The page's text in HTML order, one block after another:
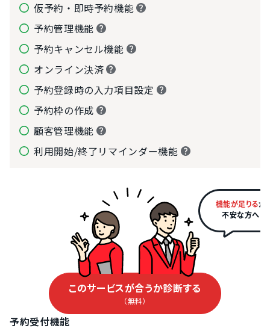
仮予約・即時予約機能
予約管理機能
予約キャンセル機能
オンライン決済
予約登録時の入力項目設定
予約枠の作成
顧客管理機能
利用開始/終了リマインダー機能
機能が足りるか
不安な方へ
このサービスが合うか診断する
（無料）
予約受付機能